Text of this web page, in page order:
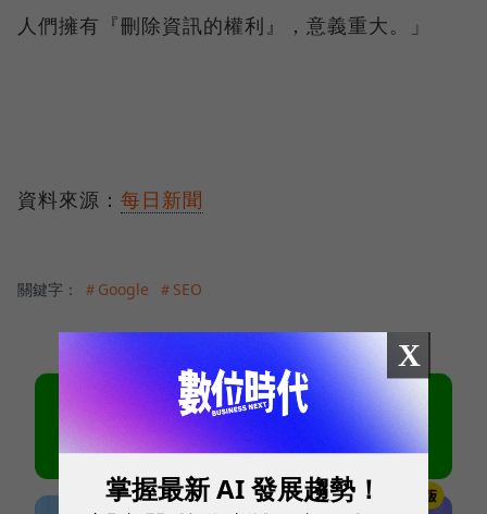
人們擁有『刪除資訊的權利』，意義重大。」
資料來源： 每日新聞
關鍵字： ＃Google ＃SEO
X
掌握最新 AI 發展趨勢！